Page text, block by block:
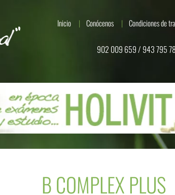
Inicio Conócenos Condiciones de
902 009 659 / 943 795
B COMPLEX PLUS